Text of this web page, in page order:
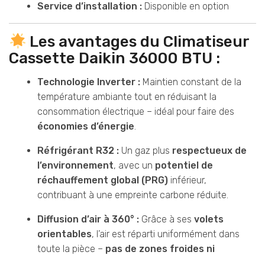
Service d’installation : Disponible en option
Les avantages du Climatiseur
Cassette Daikin 36000 BTU :
Technologie Inverter : Maintien constant de la
température ambiante tout en réduisant la
consommation électrique – idéal pour faire des
économies d’énergie.
Réfrigérant R32 : Un gaz plus respectueux de
l’environnement, avec un potentiel de
réchauffement global (PRG) inférieur,
contribuant à une empreinte carbone réduite.
Diffusion d’air à 360° : Grâce à ses volets
orientables, l’air est réparti uniformément dans
toute la pièce – pas de zones froides ni